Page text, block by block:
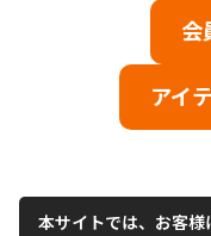
会
アイ
本サイトでは、お客